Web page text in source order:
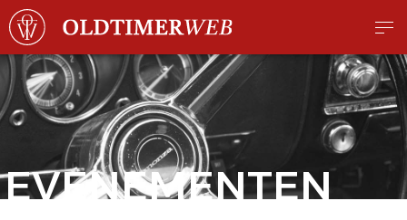
EVENEMENTEN